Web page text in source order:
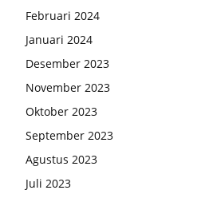
Februari 2024
Januari 2024
Desember 2023
November 2023
Oktober 2023
September 2023
Agustus 2023
Juli 2023